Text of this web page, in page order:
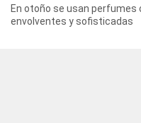
En otoño se usan
envolventes y sofisticadas